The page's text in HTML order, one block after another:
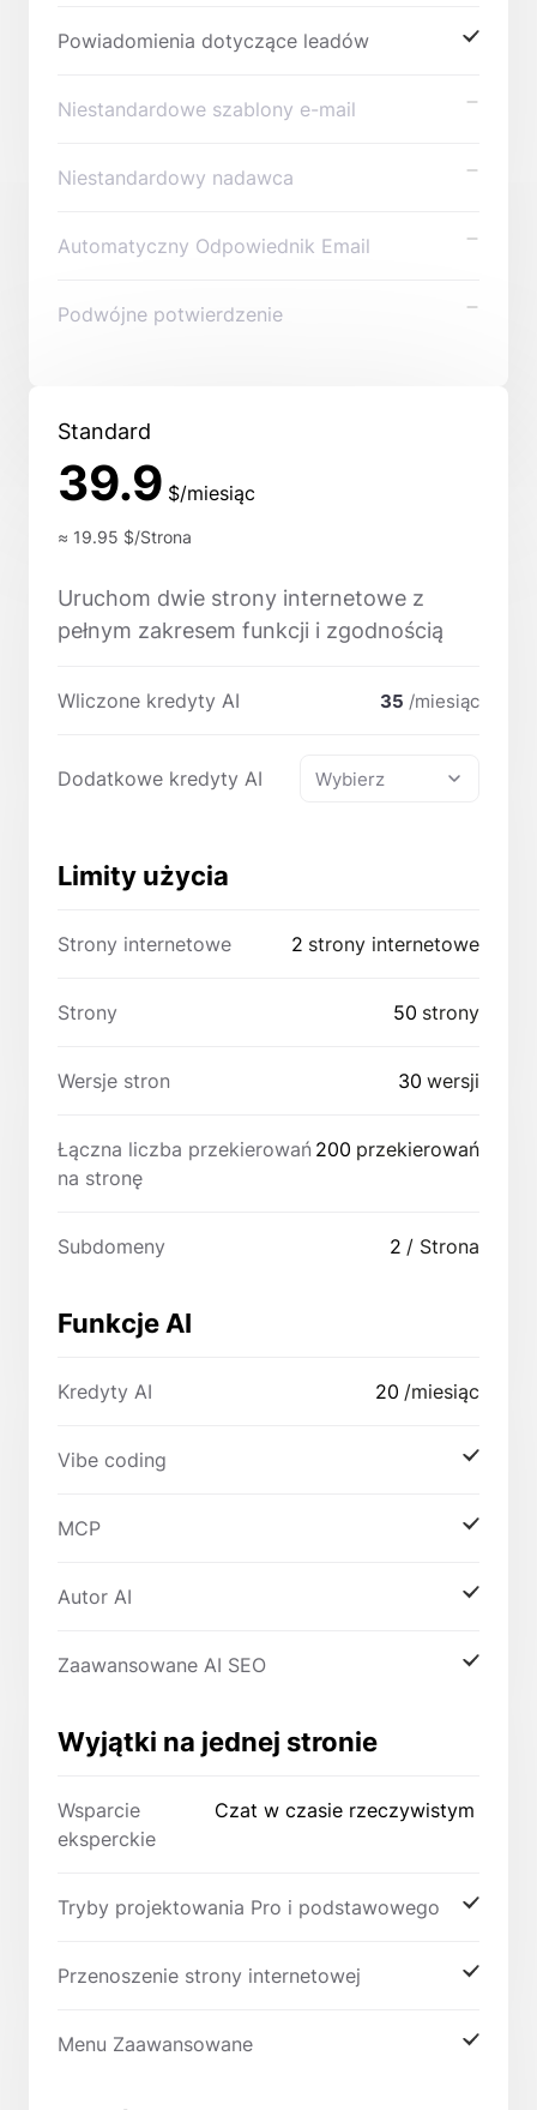
Powiadomienia dotyczące leadów
Niestandardowe szablony e-mail
Niestandardowy nadawca
Automatyczny Odpowiednik Email
Podwójne potwierdzenie
Standard
39.9 $/miesiąc
≈ 19.95 $/Strona
Uruchom dwie strony internetowe z
pełnym zakresem funkcji i zgodnością
Wliczone kredyty AI 35 /miesiąc
Dodatkowe kredyty AI Wybierz
Limity użycia
Strony internetowe 2 strony internetowe
Strony 50 strony
Wersje stron 30 wersji
Łączna liczba przekierowań
na stronę
200 przekierowań
Subdomeny 2 / Strona
Funkcje AI
Kredyty AI 20 /miesiąc
Vibe coding
MCP
Autor AI
Zaawansowane AI SEO
Wyjątki na jednej stronie
Wsparcie
eksperckie
Czat w czasie rzeczywistym
Tryby projektowania Pro i podstawowego
Przenoszenie strony internetowej
Menu Zaawansowane